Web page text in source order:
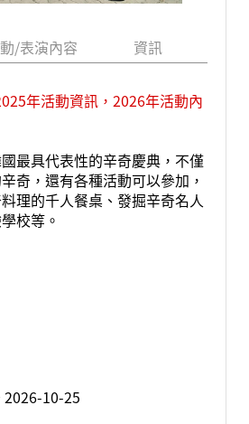
/表演內容 資訊
年活動資訊，2026年活動內
最具代表性的辛奇慶典，不僅
奇，還有各種活動可以參加，
理的千人餐桌、發掘辛奇名人
校等。
10-25